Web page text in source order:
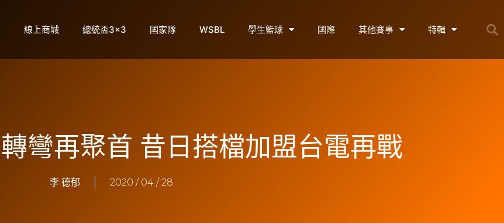
線上商城 總統盃3×3 國家隊 WSBL 學生籃球 國際 其他賽事 特輯
轉彎再聚首 昔日搭檔加盟台電再戰
李 德郁 2020 / 04 / 28